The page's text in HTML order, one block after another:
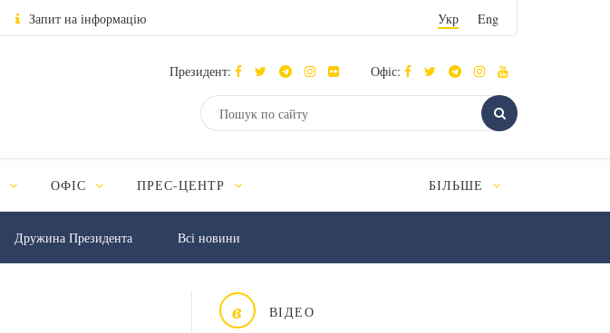
Запит на інформацію Укр Eng
Президент: Офіс:
ОФІС ПРЕС-ЦЕНТР БІЛЬШЕ
Дружина Президента Всі новини
в ВІДЕО